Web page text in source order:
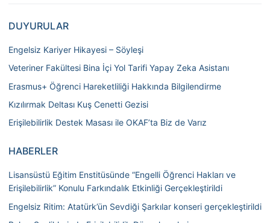
DUYURULAR
Engelsiz Kariyer Hikayesi – Söyleşi
Veteriner Fakültesi Bina İçi Yol Tarifi Yapay Zeka Asistanı
Erasmus+ Öğrenci Hareketliliği Hakkında Bilgilendirme
Kızılırmak Deltası Kuş Cenetti Gezisi
Erişilebilirlik Destek Masası ile OKAF’ta Biz de Varız
HABERLER
Lisansüstü Eğitim Enstitüsünde “Engelli Öğrenci Hakları ve
Erişilebilirlik” Konulu Farkındalık Etkinliği Gerçekleştirildi
Engelsiz Ritim: Atatürk’ün Sevdiği Şarkılar konseri gerçekleştirildi